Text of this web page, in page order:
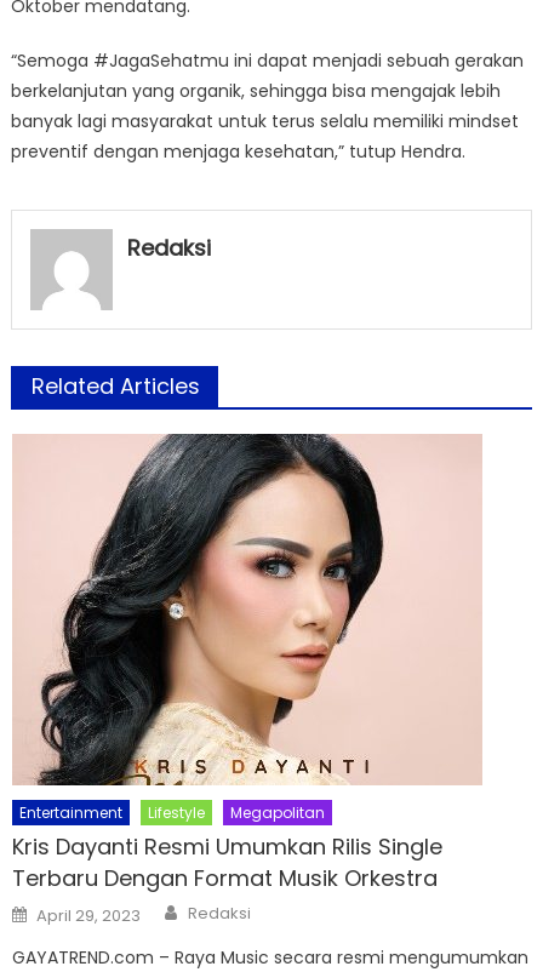
Oktober mendatang.
“Semoga #JagaSehatmu ini dapat menjadi sebuah gerakan
berkelanjutan yang organik, sehingga bisa mengajak lebih
banyak lagi masyarakat untuk terus selalu memiliki mindset
preventif dengan menjaga kesehatan,” tutup Hendra.
Redaksi
Related Articles
Entertainment Lifestyle Megapolitan
Kris Dayanti Resmi Umumkan Rilis Single
Terbaru Dengan Format Musik Orkestra
Posted
on
April 29, 2023 Author
Redaksi
GAYATREND.com – Raya Music secara resmi mengumumkan